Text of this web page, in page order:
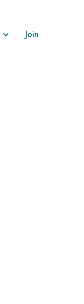
Join